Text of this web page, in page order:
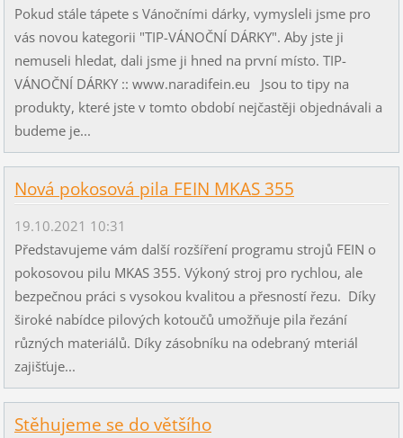
Pokud stále tápete s Vánočními dárky, vymysleli jsme pro
vás novou kategorii "TIP-VÁNOČNÍ DÁRKY". Aby jste ji
nemuseli hledat, dali jsme ji hned na první místo. TIP-
VÁNOČNÍ DÁRKY :: www.naradifein.eu Jsou to tipy na
produkty, které jste v tomto období nejčastěji objednávali a
budeme je...
Nová pokosová pila FEIN MKAS 355
19.10.2021 10:31
Představujeme vám další rozšíření programu strojů FEIN o
pokosovou pilu MKAS 355. Výkoný stroj pro rychlou, ale
bezpečnou práci s vysokou kvalitou a přesností řezu. Díky
široké nabídce pilových kotoučů umožňuje pila řezání
různých materiálů. Díky zásobníku na odebraný mteriál
zajišťuje...
Stěhujeme se do většího